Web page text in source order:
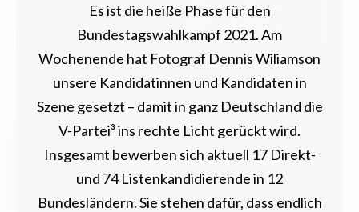
Es ist die heiße Phase für den
Bundestagswahlkampf 2021. Am
Wochenende hat Fotograf Dennis Wiliamson
unsere Kandidatinnen und Kandidaten in
Szene gesetzt – damit in ganz Deutschland die
V-Partei³ ins rechte Licht gerückt wird.
Insgesamt bewerben sich aktuell 17 Direkt-
und 74 Listenkandidierende in 12
Bundesländern. Sie stehen dafür, dass endlich